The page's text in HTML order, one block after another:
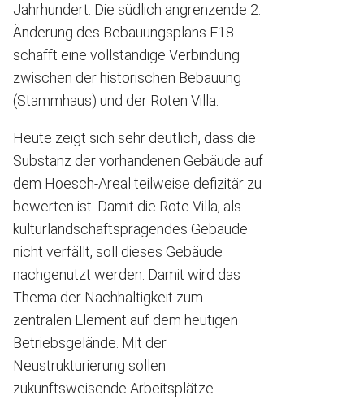
Jahrhundert. Die südlich angrenzende 2.
Änderung des Bebauungsplans E18
schafft eine vollständige Verbindung
zwischen der historischen Bebauung
(Stammhaus) und der Roten Villa.
Heute zeigt sich sehr deutlich, dass die
Substanz der vorhandenen Gebäude auf
dem Hoesch-Areal teilweise defizitär zu
bewerten ist. Damit die Rote Villa, als
kulturlandschaftsprägendes Gebäude
nicht verfällt, soll dieses Gebäude
nachgenutzt werden. Damit wird das
Thema der Nachhaltigkeit zum
zentralen Element auf dem heutigen
Betriebsgelände. Mit der
Neustrukturierung sollen
zukunftsweisende Arbeitsplätze